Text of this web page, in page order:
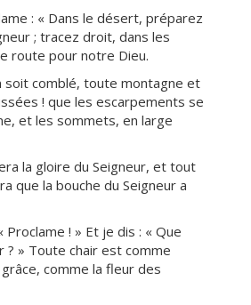
: « Dans le désert, préparez
; tracez droit, dans les
route pour notre Dieu.
soit comblé, toute montagne et
! que les escarpements se
et les sommets, en large
la gloire du Seigneur, et tout
que la bouche du Seigneur a
Proclame ! » Et je dis : « Que
? » Toute chair est comme
comme la fleur des